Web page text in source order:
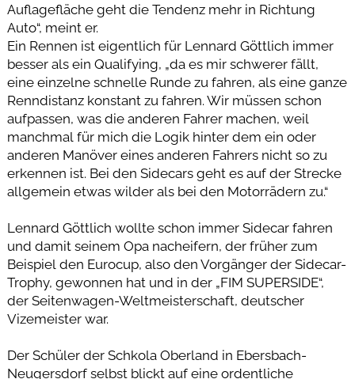
Auflagefläche geht die Tendenz mehr in Richtung
Auto“, meint er.
Ein Rennen ist eigentlich für Lennard Göttlich immer
besser als ein Qualifying, „da es mir schwerer fällt,
eine einzelne schnelle Runde zu fahren, als eine ganze
Renndistanz konstant zu fahren. Wir müssen schon
aufpassen, was die anderen Fahrer machen, weil
manchmal für mich die Logik hinter dem ein oder
anderen Manöver eines anderen Fahrers nicht so zu
erkennen ist. Bei den Sidecars geht es auf der Strecke
allgemein etwas wilder als bei den Motorrädern zu.“
Lennard Göttlich wollte schon immer Sidecar fahren
und damit seinem Opa nacheifern, der früher zum
Beispiel den Eurocup, also den Vorgänger der Sidecar-
Trophy, gewonnen hat und in der „FIM SUPERSIDE“,
der Seitenwagen-Weltmeisterschaft, deutscher
Vizemeister war.
Der Schüler der Schkola Oberland in Ebersbach-
Neugersdorf selbst blickt auf eine ordentliche